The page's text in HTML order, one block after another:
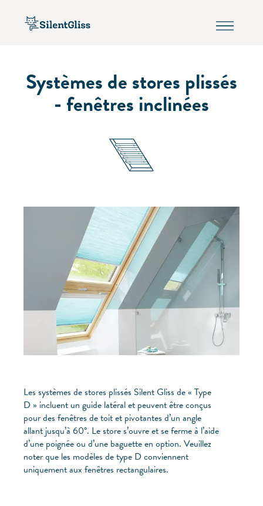
Systèmes de stores plissés
- fenêtres inclinées
Les systèmes de stores plissés Silent Gliss de « Type
D » incluent un guide latéral et peuvent être conçus
pour des fenêtres de toit et pivotantes d’un angle
allant jusqu’à 60°. Le store s’ouvre et se ferme à l’aide
d’une poignée ou d’une baguette en option. Veuillez
noter que les modèles de type D conviennent
uniquement aux fenêtres rectangulaires.